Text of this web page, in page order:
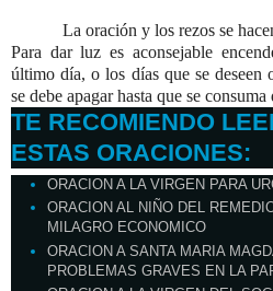
La oración y los rezos se
Para dar luz es aconsejable
último día,o los días que se deseen
se debe apagar hasta que se consuma
TE RECOMIENDO
ESTAS ORACIONES:
ORACION A LA VIRGEN PARA
ORACION AL NIÑO DEL
MILAGRO ECONOMICO
ORACION A SANTA MARIA
PROBLEMAS GRAVES EN LA